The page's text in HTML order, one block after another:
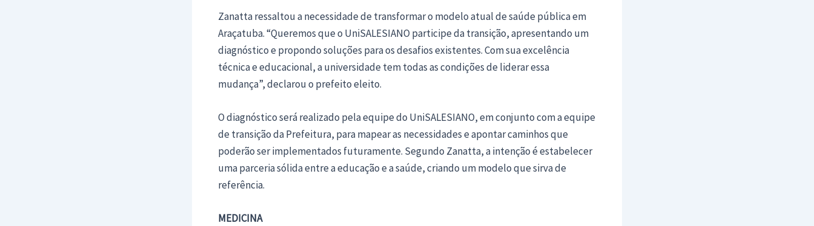
Zanatta ressaltou a necessidade de transformar o modelo atual de saúde pública em
Araçatuba. “Queremos que o UniSALESIANO participe da transição, apresentando um
diagnóstico e propondo soluções para os desafios existentes. Com sua excelência
técnica e educacional, a universidade tem todas as condições de liderar essa
mudança”, declarou o prefeito eleito.
O diagnóstico será realizado pela equipe do UniSALESIANO, em conjunto com a equipe
de transição da Prefeitura, para mapear as necessidades e apontar caminhos que
poderão ser implementados futuramente. Segundo Zanatta, a intenção é estabelecer
uma parceria sólida entre a educação e a saúde, criando um modelo que sirva de
referência.
MEDICINA